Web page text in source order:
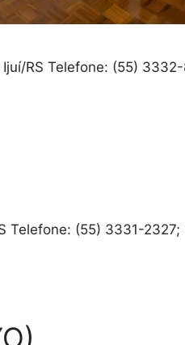
Ijuí/RS Telefone: (55)
Telefone: (55) 3331-